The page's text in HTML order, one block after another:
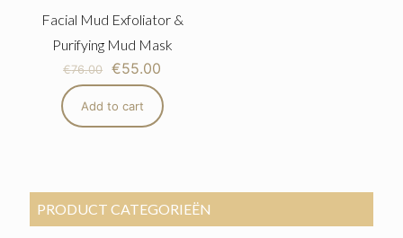
Facial Mud Exfoliator &
Purifying Mud Mask
€76.00 €55.00
Add to cart
PRODUCT CATEGORIEËN